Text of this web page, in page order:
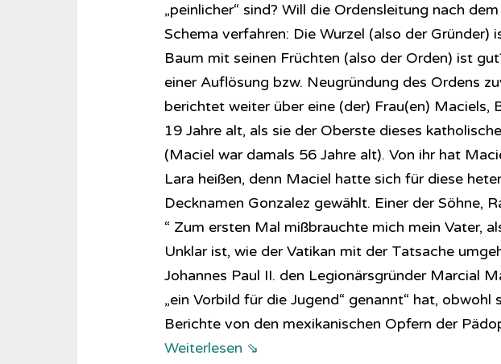
„peinlicher“ sind? Will die Ordensleitung nach
Schema verfahren: Die Wurzel (also der Gründer)
Baum mit seinen Früchten (also der Orden) ist
einer Auflösung bzw. Neugründung des Ordens
berichtet weiter über eine (der) Frau(en) Maciels,
19 Jahre alt, als sie der Oberste dieses
(Maciel war damals 56 Jahre alt). Von ihr hat
Lara heißen, denn Maciel hatte sich für diese
Decknamen Gonzalez gewählt. Einer der Söhne,
“ Zum ersten Mal mißbrauchte mich mein Vater,
Unklar ist, wie der Vatikan mit der Tatsache
Johannes Paul II. den Legionärsgründer Marcial
„ein Vorbild für die Jugend“ genannt“ hat, obwohl
Berichte von den mexikanischen Opfern der
Weiterlesen ⇘